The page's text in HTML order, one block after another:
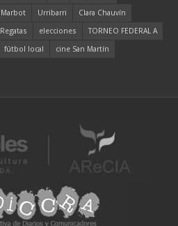
Marbot Urribarri
Clara Chauvín
Regatas elecciones
TORNEO FEDERAL A
fútbol local cine San Martín